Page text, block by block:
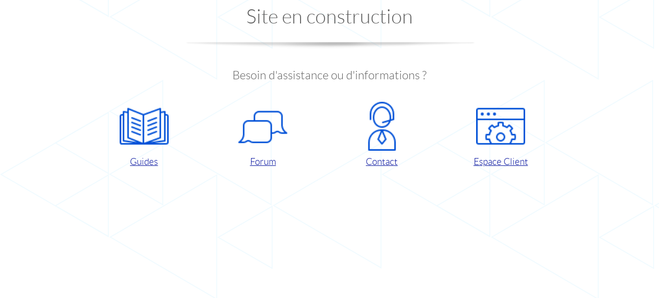
Site en construction
Besoin d'assistance ou d'informations ?
Guides Forum Contact Espace Client